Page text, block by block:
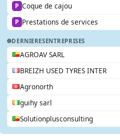
P Coque de cajou
P Prestations de services
DERNIERESENTREPRISES
AGROAV SARL
BREIZH USED TYRES INTER
Agronorth
guihy sarl
Solutionplusconsulting